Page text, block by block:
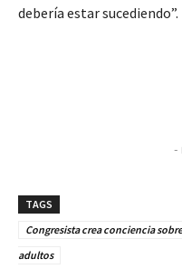
debería estar sucediendo”.
-
TAGS
Congresista crea conciencia
adultos